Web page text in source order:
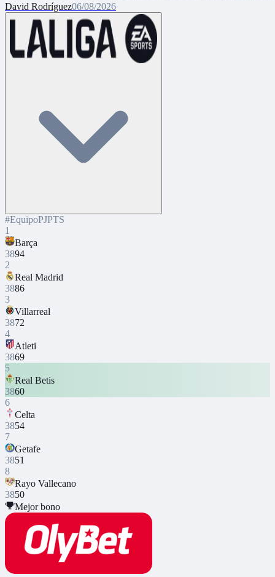
David Rodríguez06/08/2026
#EquipoPJPTS
1
Barça
3894
2
Real Madrid
3886
3
Villarreal
3872
4
Atleti
3869
5
Real Betis
3860
6
Celta
3854
7
Getafe
3851
8
Rayo Vallecano
3850
Mejor bono